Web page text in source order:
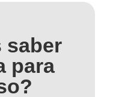
saber
para